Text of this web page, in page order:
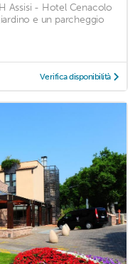
Assisi - Hotel Cenacolo
e un parcheggio
Verifica disponibilità